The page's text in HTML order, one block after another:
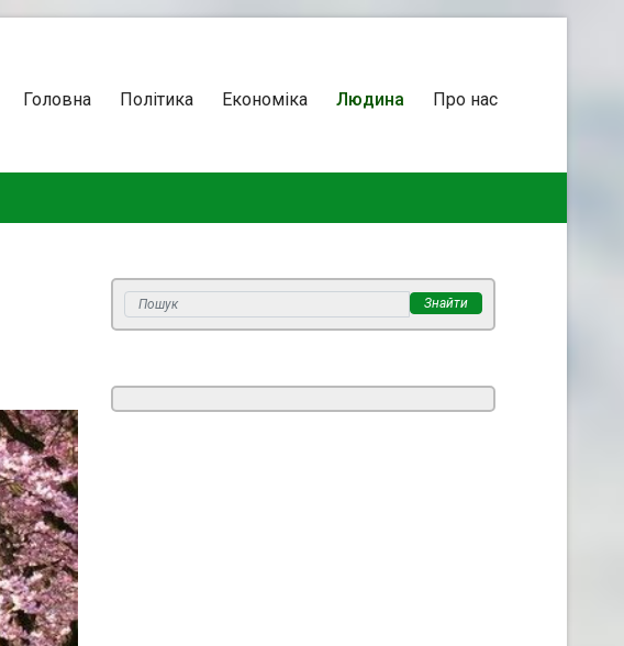
Головна Політика Економіка Людина Про нас
Знайти